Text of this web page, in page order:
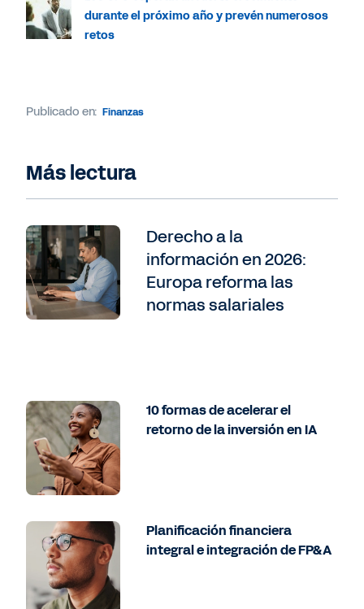
durante el próximo año y prevén numerosos
retos
Publicado en: Finanzas
Más lectura
Derecho a la
información en 2026:
Europa reforma las
normas salariales
10 formas de acelerar el
retorno de la inversión en IA
Planificación financiera
integral e integración de FP&A